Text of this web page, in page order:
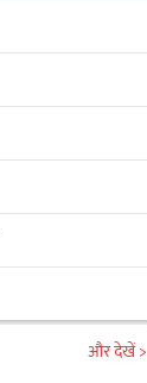
और देखें >